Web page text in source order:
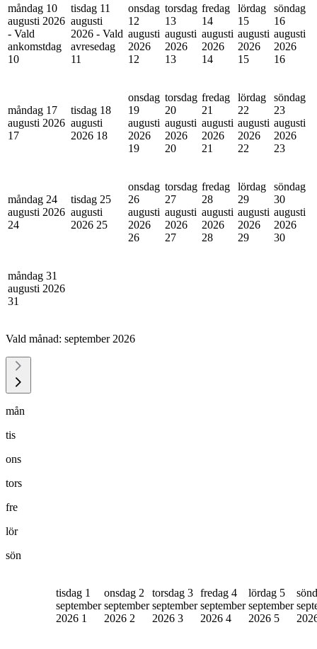
måndag 10
augusti 2026
- Vald
ankomstdag
10
tisdag 11
augusti
2026 - Vald
avresedag
11
onsdag
12
augusti
2026
12
torsdag
13
augusti
2026
13
fredag
14
augusti
2026
14
lördag
15
augusti
2026
15
söndag
16
augusti
2026
16
måndag 17
augusti 2026
17
tisdag 18
augusti
2026 18
onsdag
19
augusti
2026
19
torsdag
20
augusti
2026
20
fredag
21
augusti
2026
21
lördag
22
augusti
2026
22
söndag
23
augusti
2026
23
måndag 24
augusti 2026
24
tisdag 25
augusti
2026 25
onsdag
26
augusti
2026
26
torsdag
27
augusti
2026
27
fredag
28
augusti
2026
28
lördag
29
augusti
2026
29
söndag
30
augusti
2026
30
måndag 31
augusti 2026
31
Vald månad: september 2026
mån
tis
ons
tors
fre
lör
sön
tisdag 1
september
2026 1
onsdag 2
september
2026 2
torsdag 3
september
2026 3
fredag 4
september
2026 4
lördag 5
september
2026 5